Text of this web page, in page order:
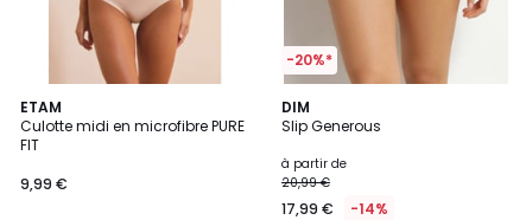
ETAM
Culotte midi en microfibre PURE
FIT
9,99 €
4
Couleurs
-20%*
DIM
Slip Generous
à partir de
20,99 €
17,99 € -14%
4,4
/ 5
19
Couleurs